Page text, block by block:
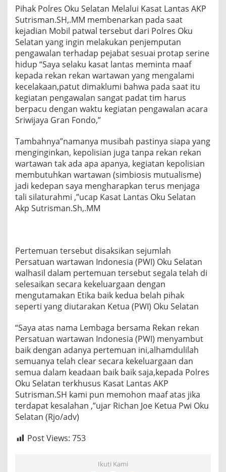
L
a
n
t
a
s
Pihak Polres Oku Selatan Melalui Kasat Lantas AKP
Sutrisman.SH,.MM membenarkan pada saat
kejadian Mobil patwal tersebut dari Polres Oku
Selatan yang ingin melakukan penjemputan
pengawalan terhadap pejabat sesuai protap serine
hidup “Saya selaku kasat lantas meminta maaf
kepada rekan rekan wartawan yang mengalami
kecelakaan,patut dimaklumi bahwa pada saat itu
kegiatan pengawalan sangat padat tim harus
berpacu dengan waktu kegiatan pengawalan acara
Sriwijaya Gran Fondo,”
Tambahnya”namanya musibah pastinya siapa yang
menginginkan, kepolisian juga tanpa rekan rekan
wartawan tak ada apa apanya, kegiatan kepolisian
membutuhkan wartawan (simbiosis mutualisme)
jadi kedepan saya mengharapkan terus menjaga
tali silaturahmi ,”ucap Kasat Lantas Oku Selatan
Akp Sutrisman.Sh,.MM
Pertemuan tersebut disaksikan sejumlah
Persatuan wartawan Indonesia (PWI) Oku Selatan
walhasil dalam pertemuan tersebut segala telah di
selesaikan secara kekeluargaan dengan
mengutamakan Etika baik kedua belah pihak
seperti yang diutarakan Ketua (PWI) Oku Selatan
“Saya atas nama Lembaga bersama Rekan rekan
Persatuan wartawan Indonesia (PWI) menyambut
baik dengan adanya pertemuan ini,alhamdulilah
semuanya telah clear secara kekeluargaan dan
semua dalam keadaan baik baik saja,kepada Polres
Oku Selatan terkhusus Kasat Lantas AKP
Sutrisman.SH kami pun memohon maaf atas jika
terdapat kesalahan ,”ujar Richan Joe Ketua Pwi Oku
Selatan (Rjo/adv)
Post Views: 753
Ikuti Kami